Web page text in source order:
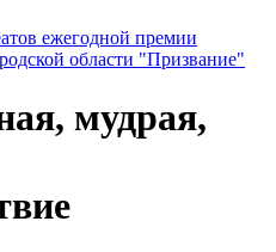
ежегодной премии
области "Призвание"
мудрая,